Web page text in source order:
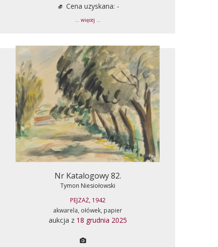
Cena uzyskana: -
... więcej ...
Nr Katalogowy 82.
Tymon Niesiołowski
PEJZAŻ, 1942
akwarela, ołówek, papier
aukcja z 18 grudnia 2025